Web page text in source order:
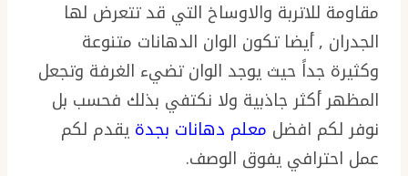
مقاومة للاتربة والاوساخ التي قد تتعرض لها
الجدران , أيضا تكون الوان الدهانات متنوعة
وكثيرة جداً حيث يوجد الوان تضيء الغرفة وتجعل
المظهر أكثر جاذبية ولا نكتفي بذلك فحسب بل
نوفر لكم افضل معلم دهانات بجدة يقدم لكم
عمل احترافي يفوق الوصف.